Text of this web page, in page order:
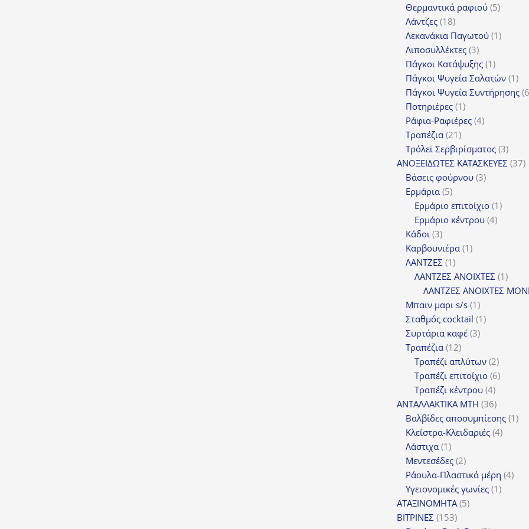
προϊόντα
Θερμαντικά ραφιού 55
Λάντζες 1818
προϊόντα
Λεκανάκια Παγωτού 11
Λιποσυλλέκτες 33
προϊόντα
Πάγκοι Κατάψυξης 11
προϊόν
Πάγκοι Ψυγεία Σαλατών 11
Πάγκοι Ψυγεία Συντήρησης 6
Ποτηριέρες 11
προϊόν
Ράφια-Ραφιέρες 44
Τραπέζια 2121
προϊόντα
Τρόλεϊ Σερβιρίσματος 33
ΑΝΟΞΕΙΔΩΤΕΣ ΚΑΤΑΣΚΕΥΕΣ 3737
Βάσεις φούρνου 33
Ερμάρια 55
προϊόντα
Ερμάριο επιτοίχιο 11
Ερμάριο κέντρου 44
Κάδοι 33
προϊόντα
Καρβουνιέρα 11
ΛΑΝΤΖΕΣ 11
προϊόν
ΛΑΝΤΖΕΣ ΑΝΟΙΧΤΕΣ 11
ΛΑΝΤΖΕΣ ΑΝΟΙΧΤΕΣ
Μπαιν μαρι s/s 11
προϊόν
Σταθμός cocktail 11
Συρτάρια καφέ 33
Τραπέζια 1212
προϊόντα
Τραπέζι απλύτων 22
προϊόντα
Τραπέζι επιτοίχιο 66
Τραπέζι κέντρου 44
προϊόντα
ΑΝΤΑΛΛΑΚΤΙΚΑ MTH 3636
προϊόντα
Βαλβίδες αποσυμπίεσης 11
Κλείστρα-Κλειδαριές 44
Λάστιχα 11
προϊόν
Μεντεσέδες 22
προϊόντα
Ράουλα-Πλαστικά μέρη 44
Υγειονομικές γωνίες 11
ΑΤΑΞΙΝΟΜΗΤΑ 55
ΒΙΤΡΙΝΕΣ 153153